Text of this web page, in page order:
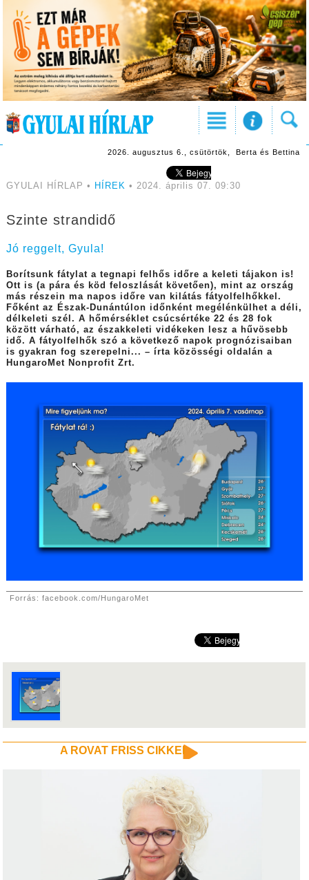
2026. augusztus 6., csütörtök, Berta és Bettina
GYULAI HÍRLAP • HÍREK • 2024. április 07. 09:30
Szinte strandidő
Jó reggelt, Gyula!
Borítsunk fátylat a tegnapi felhős időre a keleti tájakon is!
Ott is (a pára és köd feloszlását követően), mint az ország
más részein ma napos időre van kilátás fátyolfelhőkkel.
Főként az Észak-Dunántúlon időnként megélénkülhet a déli,
délkeleti szél. A hőmérséklet csúcsértéke 22 és 28 fok
között várható, az északkeleti vidékeken lesz a hűvösebb
idő. A fátyolfelhők szó a következő napok prognózisaiban
is gyakran fog szerepelni... – írta közösségi oldalán a
HungaroMet Nonprofit Zrt.
Forrás: facebook.com/HungaroMet
A ROVAT FRISS CIKKEI